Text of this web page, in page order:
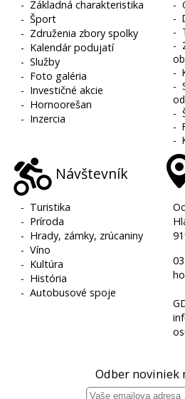
- Základná charakteristika
-Šport
- Združenia zbory spolky
- Kalendár podujatí
-Služby
- Foto galéria
- Investičné akcie
- Hornoorešan
- Inzercia
-
-
-
-
-
-
-
-
-
Návštevník
- Turistika
- Príroda
- Hrady, zámky, zrúcaniny
-Víno
- Kultúra
- História
-Autobusové spoje
Odber noviniek